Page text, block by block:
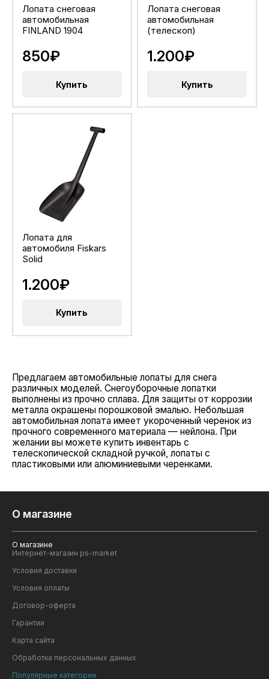
Лопата снеговая
автомобильная
FINLAND 1904
850₽
Купить
Лопата снеговая
автомобильная
(телескоп)
1.200₽
Купить
Лопата для
автомобиля Fiskars
Solid
1.200₽
Купить
Предлагаем автомобильные лопаты для снега
различных моделей. Снегоуборочные лопатки
выполнены из прочно сплава. Для защиты от коррозии
металла окрашены порошковой эмалью. Небольшая
автомобильная лопата имеет укороченный черенок из
прочного современного материала — нейлона. При
желании вы можете купить инвентарь с
телескопической складной ручкой, лопаты с
пластиковыми или алюминиевыми черенками.
О магазине
О магазине
Интернет-магазин ps-market
Условия доставки
Условия оплаты
Договор-оферта
Гарантии
Карта сайта
Обработка персональных данных
Популярные категории